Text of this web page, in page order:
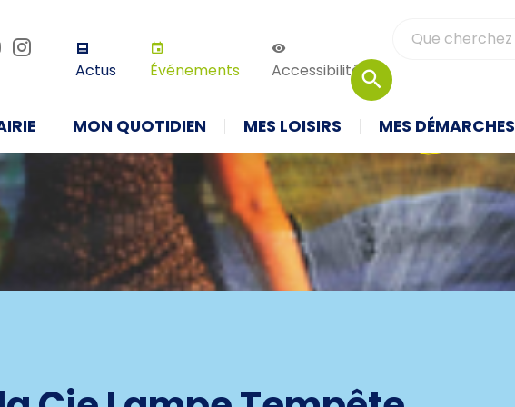
Actus Événements Accessibilité
MON QUOTIDIEN MES LOISIRS MES DÉMARCHES